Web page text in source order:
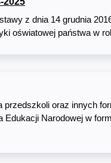
z dnia 14 grudnia
oświatowej państwa w
przedszkoli oraz innych
Narodowej w